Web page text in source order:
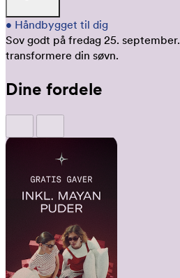
• Håndbygget til dig
Sov godt på fredag 25. september.
transformere din søvn.
Dine fordele